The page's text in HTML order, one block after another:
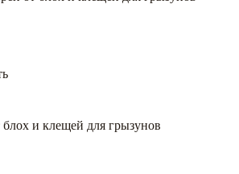
и клещей для грызунов